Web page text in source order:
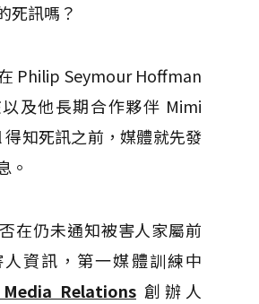
死訊嗎？
Philip Seymour Hoffman
及他長期合作夥伴 Mimi
知死訊之前，媒體就先發
。
在仍未通知被害人家屬前
資訊，第一媒體訓練中
Relations 創辦人